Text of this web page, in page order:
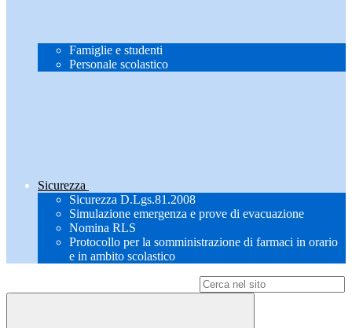
Famiglie e studenti
Personale scolastico
Sicurezza
Sicurezza D.Lgs.81.2008
Simulazione emergenza e prove di evacuazione
Nomina RLS
Protocollo per la somministrazione di farmaci in orario
e in ambito scolastico